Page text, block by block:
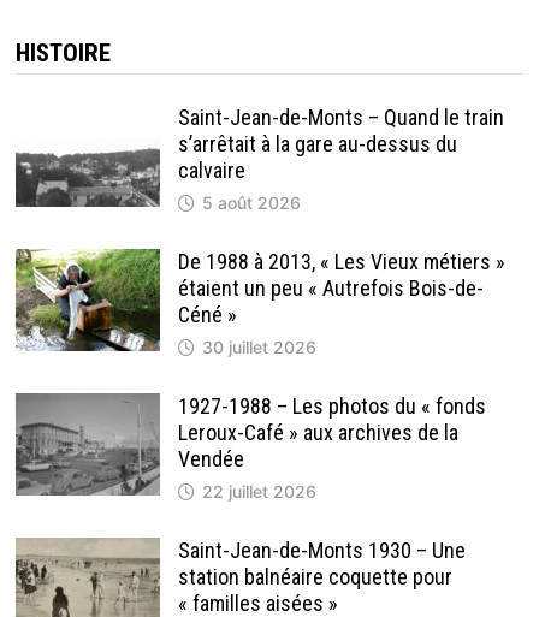
HISTOIRE
Saint-Jean-de-Monts – Quand le train
s’arrêtait à la gare au-dessus du
calvaire
5 août 2026
De 1988 à 2013, « Les Vieux métiers »
étaient un peu « Autrefois Bois-de-
Céné »
30 juillet 2026
1927-1988 – Les photos du « fonds
Leroux-Café » aux archives de la
Vendée
22 juillet 2026
Saint-Jean-de-Monts 1930 – Une
station balnéaire coquette pour
« familles aisées »